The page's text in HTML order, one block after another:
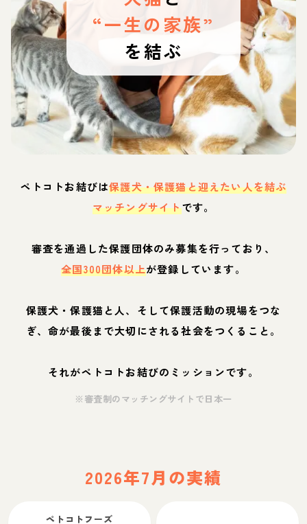
“一生の家族”
を結ぶ
ペトコトお結びは保護犬・保護猫と迎えたい人を結ぶ
マッチングサイトです。
審査を通過した保護団体のみ募集を行っており、
全国300団体以上が登録しています。
保護犬・保護猫と人、そして保護活動の現場をつな
ぎ、命が最後まで大切にされる社会をつくること。
それがペトコトお結びのミッションです。
※審査制のマッチングサイトで日本一
2026年7月の実績
ペトコトフーズ